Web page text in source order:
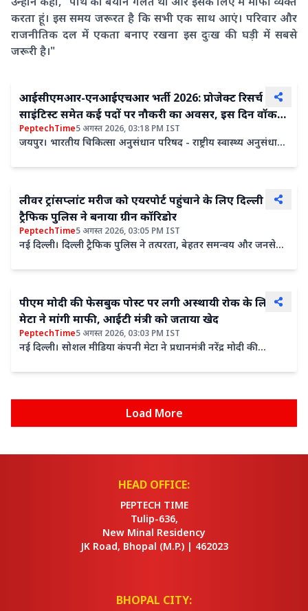
करता हूं। इस समय जरूरत है कि सभी एक साथ आएं। परिवार और
राजनीतिक दल में एकता बनाए रखना इस दुःख की घड़ी में सबसे
जरूरी है।"
आईसीएमआर-एनआईएचआर भर्ती 2026: प्रोजेक्ट रिसर्च
साइंटिस्ट समेत कई पदों पर नौकरी का अवसर, इस दिन वॉक-
इन इंटरव्यू
PeptechTime5 अगस्त 2026, 03:18 PM IST
जयपुर। भारतीय चिकित्सा अनुसंधान परिषद - राष्ट्रीय स्वास्थ्य अनुसंधान
लीवर ट्रांसप्लांट मरीज को एयरपोर्ट पहुंचाने के लिए दिल्ली
ट्रैफिक पुलिस ने बनाया ग्रीन कॉरिडोर
PeptechTime5 अगस्त 2026, 03:05 PM IST
नई दिल्ली। दिल्ली ट्रैफिक पुलिस ने तत्परता, बेहतर समन्वय और जनसेवा
पीएम मोदी की फेसबुक पोस्ट पर लगी अस्थायी रोक के लिए
मेटा ने मांगी माफी, आईटी मंत्री को जताया खेद
PeptechTime5 अगस्त 2026, 03:03 PM IST
नई दिल्ली। सोशल मीडिया कंपनी मेटा ने प्रधानमंत्री नरेंद्र मोदी की
Load More
HEAD OFFICE:
PEPTECH TIME
Tulip-636,
New Minal Residency
JK Road, Bhopal (M.P.) | 462023
BHOPAL CITY: